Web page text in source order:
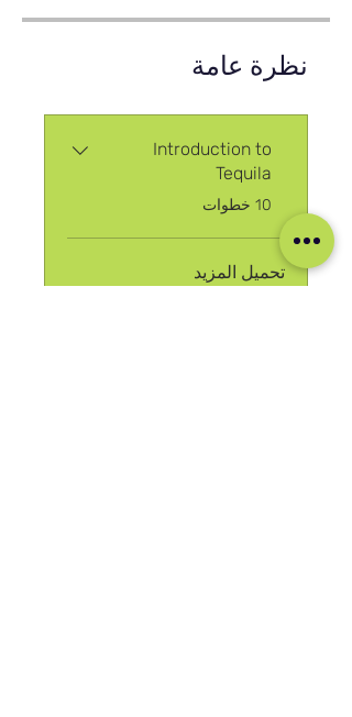
نظرة عامة
Introduction to
Tequila
.10 خطوات
تحميل المزيد